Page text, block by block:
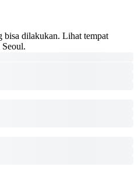
bisa dilakukan. Lihat tempat